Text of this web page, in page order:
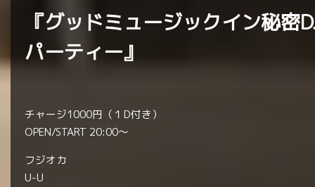
『グッドミュージックイン秘密
パーティー』
チャージ1000円（１D付き）
OPEN/START 20:00〜
フジオカ
U-U